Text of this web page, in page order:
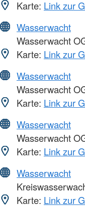
Karte: Link zur
Wasserwacht
Wasserwacht
Karte: Link zur
Wasserwacht
Wasserwacht
Karte: Link zur
Wasserwacht
Wasserwacht
Karte: Link zur
Wasserwacht
Karte: Link zur